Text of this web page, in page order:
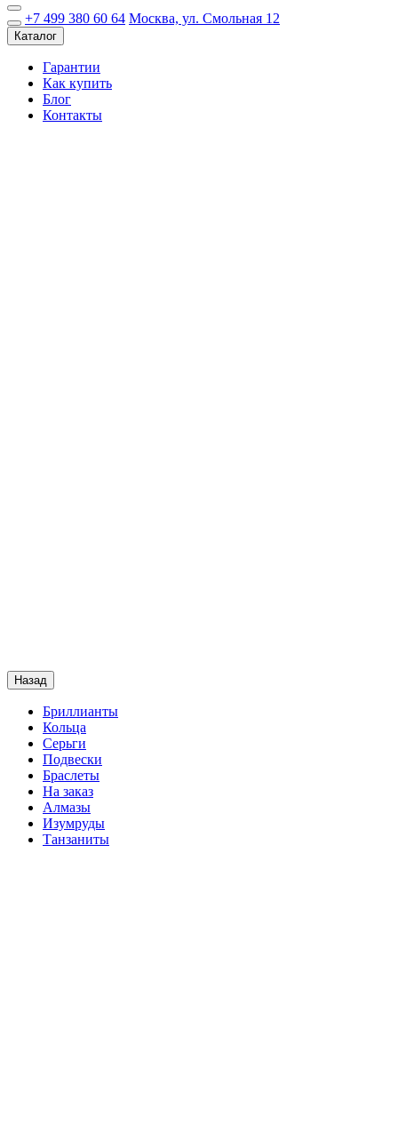
+7 499 380 60 64 Москва, ул. Смольная 12
Каталог
Гарантии
Как купить
Блог
Контакты
Назад
Бриллианты
Кольца
Серьги
Подвески
Браслеты
На заказ
Алмазы
Изумруды
Танзаниты